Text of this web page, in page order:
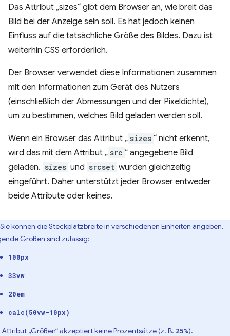
Das Attribut „sizes“ gibt dem Browser an, wie breit das
Bild bei der Anzeige sein soll. Es hat jedoch keinen
Einfluss auf die tatsächliche Größe des Bildes. Dazu ist
weiterhin CSS erforderlich.
Der Browser verwendet diese Informationen zusammen
mit den Informationen zum Gerät des Nutzers
(einschließlich der Abmessungen und der Pixeldichte),
um zu bestimmen, welches Bild geladen werden soll.
Wenn ein Browser das Attribut „ sizes “ nicht erkennt,
wird das mit dem Attribut „ src “ angegebene Bild
geladen. sizes und srcset wurden gleichzeitig
eingeführt. Daher unterstützt jeder Browser entweder
beide Attribute oder keines.
Sie können die Steckplatzbreite in verschiedenen Einheiten angeben.
Größen sind zulässig:
100px
33vw
20em
calc(50vw-10px)
Attribut „Größen“ akzeptiert keine Prozentsätze (z. B. 25%).